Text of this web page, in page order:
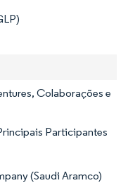
Colaborações e
Participantes
(Saudi Aramco)